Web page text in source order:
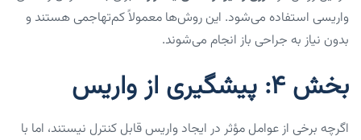
واریسی استفاده می‌شود. این روش‌ها معمولاً کم‌تهاجمی هستند و
بدون نیاز به جراحی باز انجام می‌شوند.
بخش ۴: پیشگیری از واریس
اگرچه برخی از عوامل مؤثر در ایجاد واریس قابل کنترل نیستند، اما با